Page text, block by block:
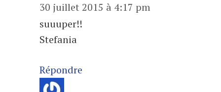
30 juillet 2015 à 4:17 pm
suuuper!!
Stefania
Répondre